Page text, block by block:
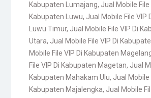
Kabupaten Lumajang, Jual Mobile File
Kabupaten Luwu, Jual Mobile File VIP
Luwu Timur, Jual Mobile File VIP Di
Utara, Jual Mobile File VIP Di
Mobile File VIP Di Kabupaten
File VIP Di Kabupaten Magetan, Jual
Kabupaten Mahakam Ulu, Jual Mobile
Kabupaten Majalengka, Jual Mobile